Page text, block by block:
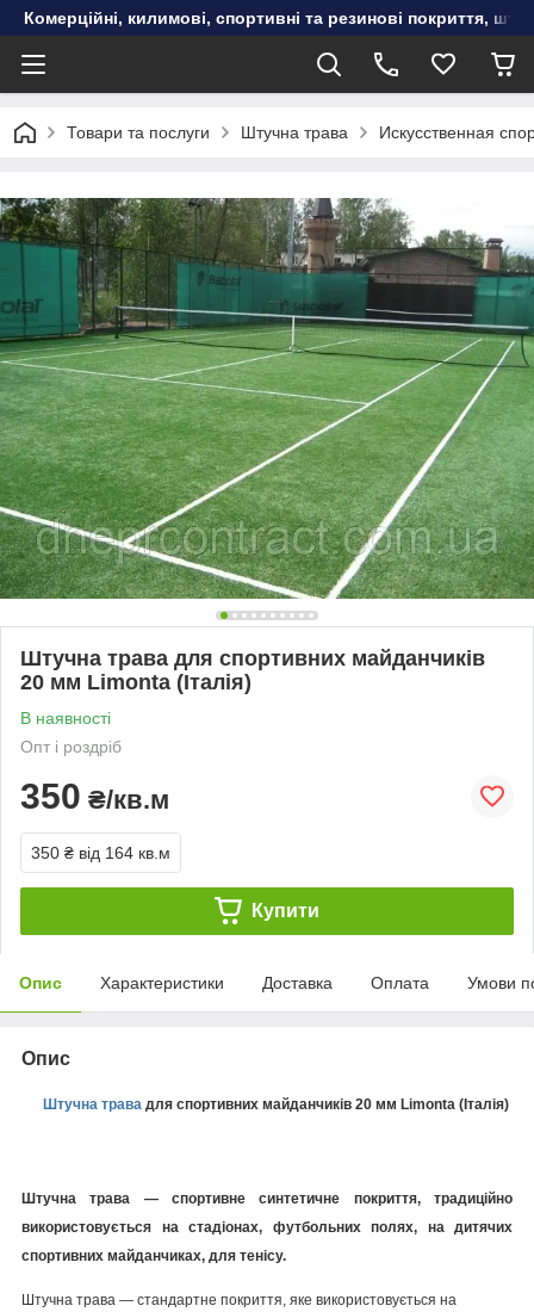
Комерційні, килимові, спортивні та резинові покриття,
Товари та послуги Штучна трава Искусственная
Штучна трава для спортивних майданчиків
20 мм Limonta (Італія)
В наявності
Опт і роздріб
350 ₴/кв.м
350 ₴ від 164 кв.м
Купити
Опис Характеристики Доставка Оплата Умови
Опис
Штучна трава для спортивних майданчиків 20 мм Limonta (Італія)
Штучна трава — спортивне синтетичне покриття, традиційно
використовується на стадіонах, футбольних полях, на дитячих
спортивних майданчиках, для тенісу.
Штучна трава — стандартне покриття, яке використовується на